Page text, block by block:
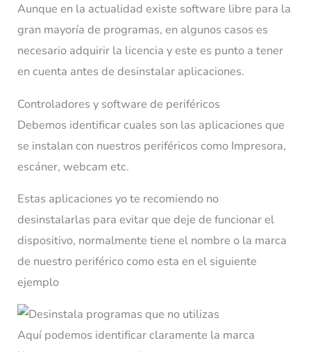
Aunque en la actualidad existe software libre para la
gran mayoría de programas, en algunos casos es
necesario adquirir la licencia y este es punto a tener
en cuenta antes de desinstalar aplicaciones.
Controladores y software de periféricos
Debemos identificar cuales son las aplicaciones que
se instalan con nuestros periféricos como Impresora,
escáner, webcam etc.
Estas aplicaciones yo te recomiendo no
desinstalarlas para evitar que deje de funcionar el
dispositivo, normalmente tiene el nombre o la marca
de nuestro periférico como esta en el siguiente
ejemplo
Aquí podemos identificar claramente la marca